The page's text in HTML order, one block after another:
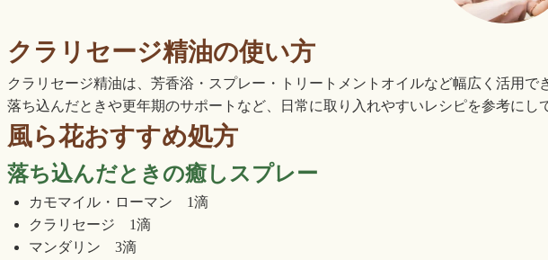
クラリセージ精油の使い方
クラリセージ精油は、芳香浴・スプレー・トリートメントオイルなど幅広く活用で
落ち込んだときや更年期のサポートなど、日常に取り入れやすいレシピを参考にし
風ら花おすすめ処方
落ち込んだときの癒しスプレー
カモマイル・ローマン 1滴
クラリセージ 1滴
マンダリン 3滴